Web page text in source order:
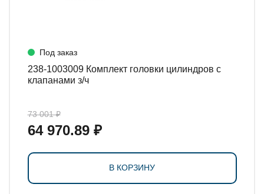
Под заказ
238-1003009 Комплект головки цилиндров с
клапанами з/ч
73 001 ₽
64 970.89 ₽
В КОРЗИНУ